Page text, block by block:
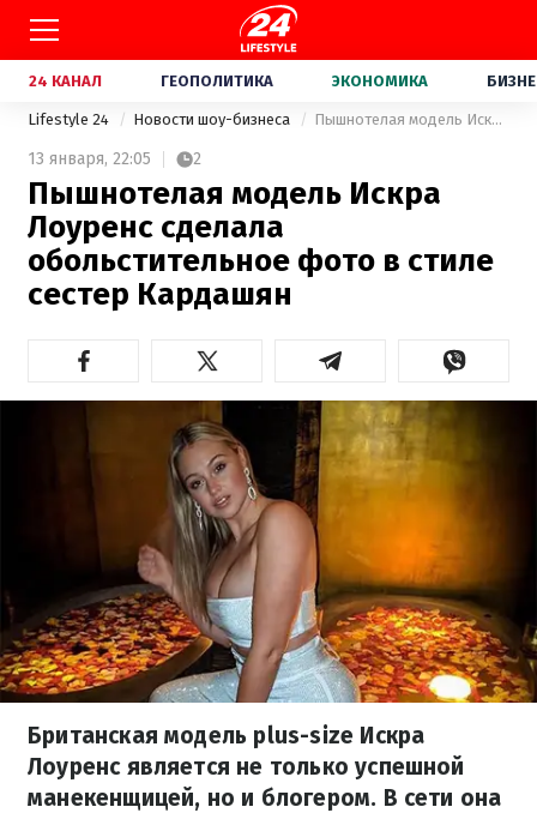
24 КАНАЛ ГЕОПОЛИТИКА ЭКОНОМИКА
Lifestyle 24 Новости шоу-бизнеса Пышнотелая модель Искра Лоуренс сделала обольстительное фото в стиле сестер Кардашян
13 января, 22:05 2
Пышнотелая модель Искра
Лоуренс сделала
обольстительное фото в стиле
сестер Кардашян
Британская модель plus-size Искра
Лоуренс является не только успешной
манекенщицей, но и блогером. В сети она